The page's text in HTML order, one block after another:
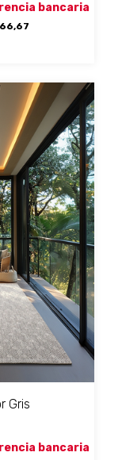
bancaria
Gris
bancaria